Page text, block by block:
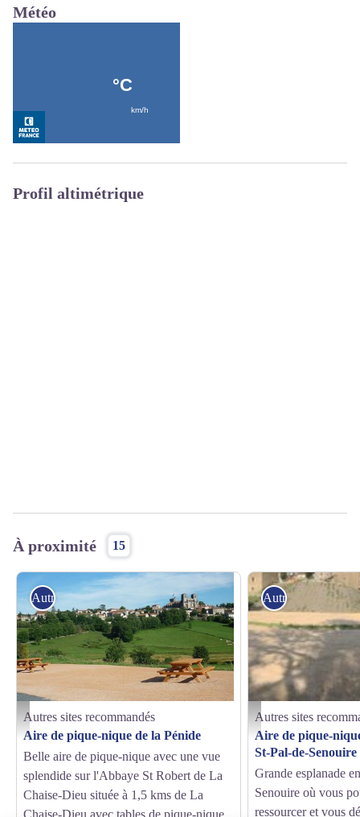
Météo
Profil altimétrique
À proximité 15
Aire de pique-nique de la Pénide-2018 - Gérard Mestre
Autres sites recommandés
Autres sites recommandés
Aire de pique-nique de la Pénide
Belle aire de pique-nique avec une vue
splendide sur l'Abbaye St Robert de La
Chaise-Dieu située à 1,5 kms de La
Chaise-Dieu avec tables de pique-nique
aire de pique-nique St Pal
Autres sites
Autres sites
Aire de pique-
St-Pal-de-Senouire
Grande esplanade
Senouire où vous
ressourcer et vous